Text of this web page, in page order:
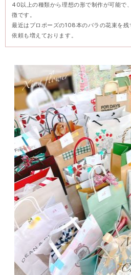
40以上の種類から理想の形で制作が可能で
徴です。
最近はプロポーズの108本のバラの花束を残
依頼も増えております。